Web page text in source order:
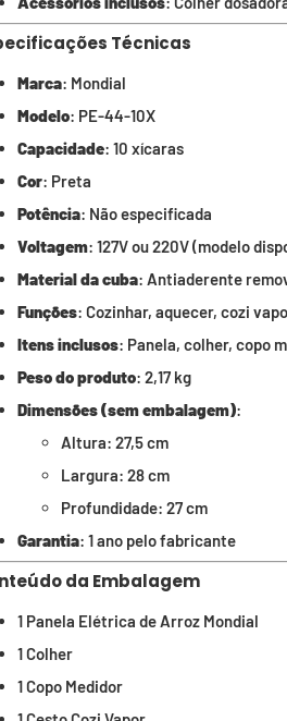
Técnicas
Marca: Mondial
Modelo: PE-44-10X
Capacidade: 10 xícaras
Cor: Preta
Potência: Não especificada
Voltagem: 127V ou 220V (modelo
Material da cuba: Antiaderente
Funções: Cozinhar, aquecer, cozi
Itens inclusos: Panela, colher, copo
Peso do produto: 2,17 kg
Dimensões (sem embalagem):
Altura: 27,5 cm
Largura: 28 cm
Profundidade: 27 cm
Garantia: 1 ano pelo fabricante
da Embalagem
1 Panela Elétrica de Arroz Mondial
1 Colher
1 Copo Medidor